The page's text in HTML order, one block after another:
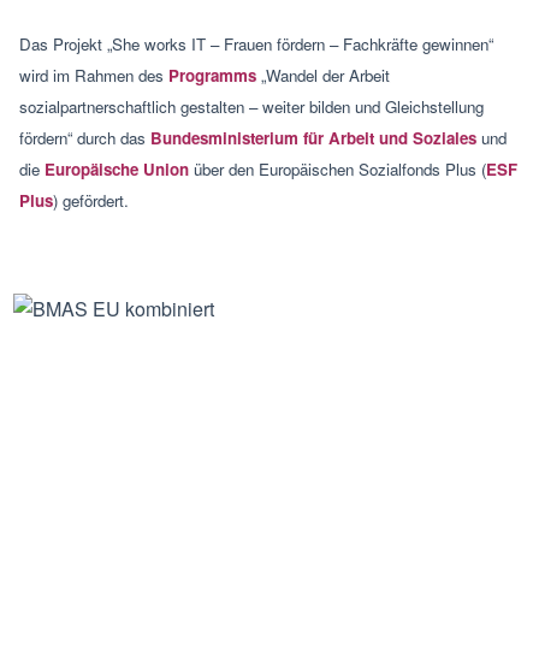
Das Projekt „She works IT – Frauen fördern – Fachkräfte gewinnen“
wird im Rahmen des Programms „Wandel der Arbeit
sozialpartnerschaftlich gestalten – weiter bilden und Gleichstellung
fördern“ durch das Bundesministerium für Arbeit und Soziales und
die Europäische Union über den Europäischen Sozialfonds Plus (ESF
Plus) gefördert.